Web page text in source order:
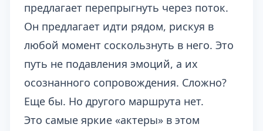
предлагает перепрыгнуть через поток.
Он предлагает идти рядом, рискуя в
любой момент соскользнуть в него. Это
путь не подавления эмоций, а их
осознанного сопровождения. Сложно?
Еще бы. Но другого маршрута нет.
Это самые яркие «актеры» в этом